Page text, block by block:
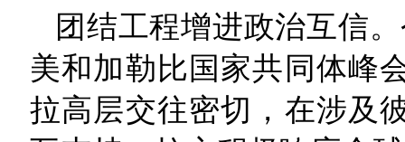
团结工程增进政治互信
美和加勒比国家共同体峰
拉高层交往密切，在涉及